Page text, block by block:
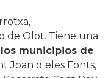
de Olot. Tiene una
municipios de:
Joan d eles Fonts,